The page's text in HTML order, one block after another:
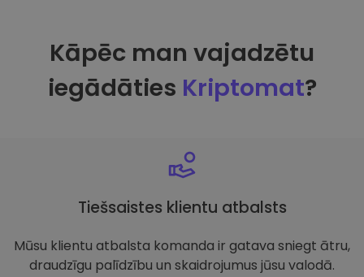
Kāpēc man vajadzētu
iegādāties Kriptomat?
Tiešsaistes klientu atbalsts
Mūsu klientu atbalsta komanda ir gatava sniegt ātru,
draudzīgu palīdzību un skaidrojumus jūsu valodā.